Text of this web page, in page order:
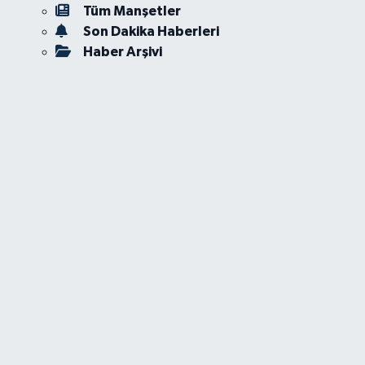
Tüm Manşetler
Son Dakika Haberleri
Haber Arşivi